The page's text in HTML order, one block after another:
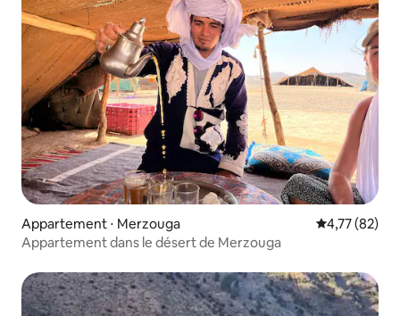
Appartement ⋅ Merzouga Évaluation
4,77 (82)
Appartement dans le désert de Merzouga